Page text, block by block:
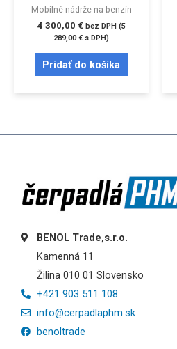
Mobilné nádrže na benzín
4 300,00 € bez DPH (5
289,00€ s DPH)
Pridať do košíka
BENOL Trade,s.r.o.
Kamenná 11
Žilina 010 01 Slovensko
+421 903 511 108
info@cerpadlaphm.sk
benoltrade